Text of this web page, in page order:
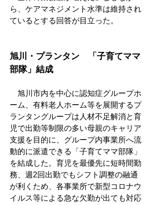
ら、ケアマネジメント水準は維持され
ているとする回答が目立った。
旭川・プランタン　「子育てママ
部隊」結成
旭川市内を中心に認知症グループホ
ーム、有料老人ホーム等を展開するプ
ランタングループは人材不足解消と育
児で出勤等制限の多い母親のキャリア
支援を目的に、グループ内事業所へ流
動的に派遣できる「子育てママ部隊」
を結成した。育児を最優先に短時間勤
務、週2回出勤でもシフト調整の融通
が利くため、各事業所で新型コロナウ
イルス等による急な欠勤が出ても対応